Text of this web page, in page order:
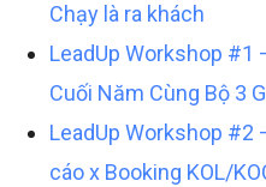
Chạy là ra khách
LeadUp Workshop #1
Cuối Năm Cùng Bộ 3
LeadUp Workshop #2
cáo x Booking KOL/